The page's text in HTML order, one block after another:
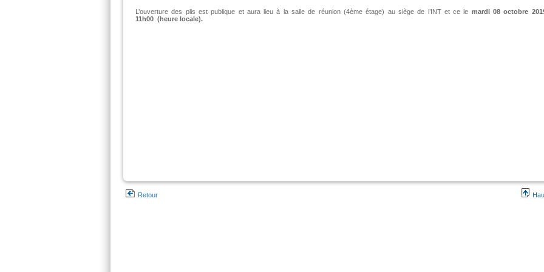
L’ouverture des plis est publique et aura lieu à la salle de réunion (4ème étage) au siège de l’INT et ce le mardi 08 octobre
11h00 (heure locale).
Retour